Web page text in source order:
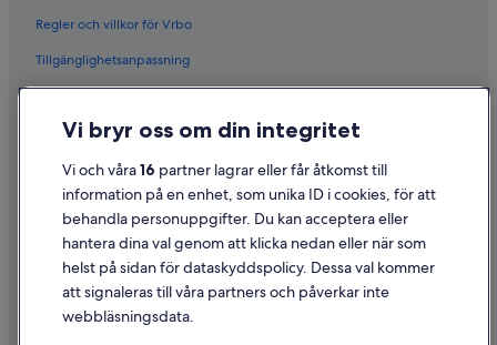
Regler och villkor för Vrbo
Tillgänglighetsanpassning
Cookies
Användarvillkor
Juridisk information/Kontakta oss
Riktlinjer för innehåll och anmäla innehåll
Hjälp
Vi bryr oss om din integritet
Vi och våra16 partner lagrar eller får åtkomst till
information på en enhet, som unika ID i cookies, för att
behandla personuppgifter. Du kan acceptera eller
hantera dina val genom att klicka nedan eller när som
helst på sidan för dataskyddspolicy. Dessa val kommer
att signaleras till våra partners och påverkar inte
webbläsningsdata.